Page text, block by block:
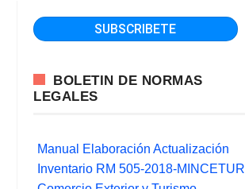
BOLETIN DE NORMAS
LEGALES
Manual Elaboración Actualización
Inventario RM 505-2018-MINCETUR